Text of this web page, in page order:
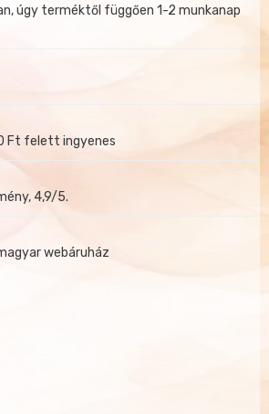
úgy terméktől függően 1-2 munkanap
Ft felett ingyenes
4,9/5.
webáruház